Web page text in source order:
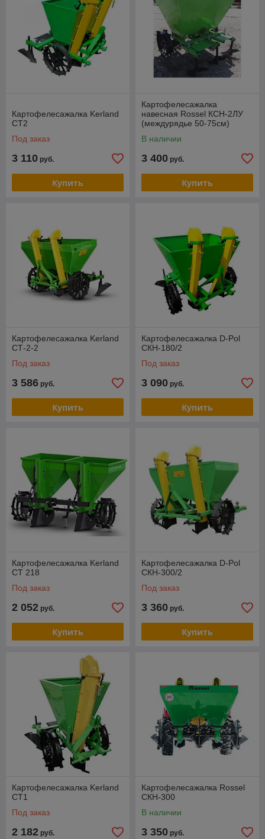
Картофелесажалка Kerland
СТ2
Под заказ
3 110 руб.
Купить
Картофелесажалка
навесная Rossel КСН-2ЛУ
(междурядье 50-75см)
В наличии
3 400 руб.
Купить
Картофелесажалка Kerland
СТ-2-2
Под заказ
3 586 руб.
Купить
Картофелесажалка D-Pol
СКН-180/2
Под заказ
3 090 руб.
Купить
Картофелесажалка Kerland
CT 218
Под заказ
2 052 руб.
Купить
Картофелесажалка D-Pol
СКН-300/2
Под заказ
3 360 руб.
Купить
Картофелесажалка Kerland
CT1
Под заказ
2 182 руб.
Картофелесажалка Rossel
СКН-300
В наличии
3 350 руб.